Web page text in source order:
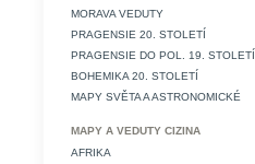
MORAVA VEDUTY
PRAGENSIE 20. STOLETÍ
PRAGENSIE DO POL. 19. STOLETÍ
BOHEMIKA 20. STOLETÍ
MAPY SVĚTA A ASTRONOMICKÉ
MAPY A VEDUTY CIZINA
AFRIKA